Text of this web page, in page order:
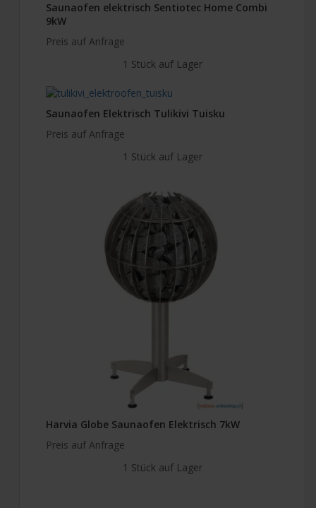
Saunaofen elektrisch Sentiotec Home Combi
9kW
Preis auf Anfrage
1 Stück auf Lager
Saunaofen Elektrisch Tulikivi Tuisku
Preis auf Anfrage
1 Stück auf Lager
Harvia Globe Saunaofen Elektrisch 7kW
Preis auf Anfrage
1 Stück auf Lager